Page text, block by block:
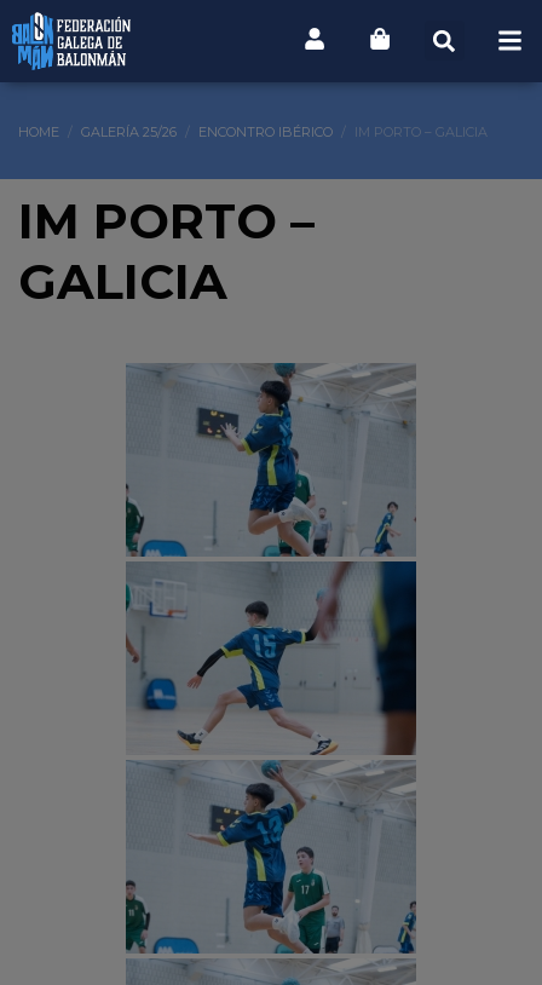
HOME GALERÍA 25/26 ENCONTRO IBÉRICO IM PORTO – GALICIA
IM PORTO –
GALICIA